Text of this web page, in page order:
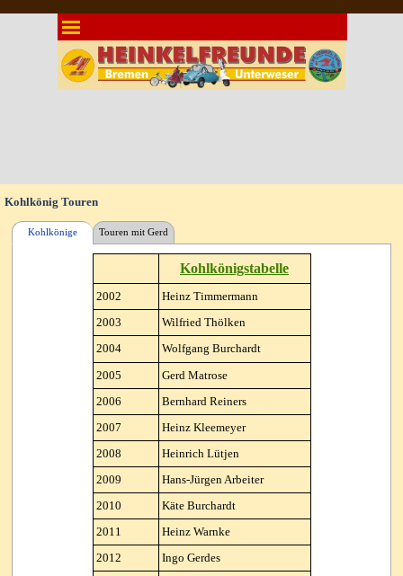
Kohlkönig Touren
Kohlkönige Touren mit Gerd
Kohlkönigstabelle
2002
Heinz Timmermann
2003
Wilfried Thölken
2004
Wolfgang Burchardt
2005
Gerd Matrose
2006
Bernhard Reiners
2007
Heinz Kleemeyer
2008
Heinrich Lütjen
2009
Hans-Jürgen Arbeiter
2010
Käte Burchardt
2011
Heinz Warnke
2012
Ingo Gerdes